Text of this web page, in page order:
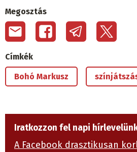
Megosztás
Címkék
Bohó Markusz
Iratkozzon fel napi
A Facebook drasztikusan